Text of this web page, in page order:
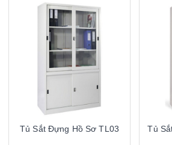
Tủ Sắt Đựng Hồ Sơ TL03 Tủ